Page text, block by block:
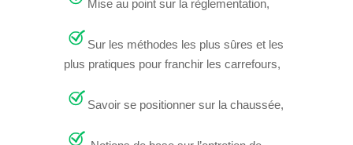
Mise au point sur la règlementation,
Sur les méthodes les plus sûres et les
plus pratiques pour franchir les carrefours,
Savoir se positionner sur la chaussée,